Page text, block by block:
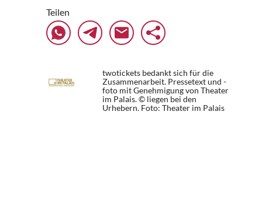
Teilen
twotickets bedankt sich für die
Zusammenarbeit. Pressetext und -
foto mit Genehmigung von Theater
im Palais. © liegen bei den
Urhebern. Foto: Theater im Palais